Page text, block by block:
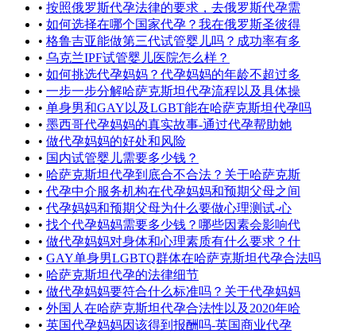
• 按照俄罗斯代孕法律的要求，去俄罗斯代孕需
• 如何选择在哪个国家代孕？我在俄罗斯圣彼得
• 格鲁吉亚能做第三代试管婴儿吗？成功率有多
• 乌克兰IPF试管婴儿医院怎么样？
• 如何挑选代孕妈妈？代孕妈妈的年龄不超过多
• 一步一步分解哈萨克斯坦代孕流程以及具体操
• 单身男和GAY以及LGBT能在哈萨克斯坦代孕吗
• 墨西哥代孕妈妈的真实故事-通过代孕帮助她
• 做代孕妈妈的好处和风险
• 国内试管婴儿需要多少钱？
• 哈萨克斯坦代孕到底合不合法？关于哈萨克斯
• 代孕中介服务机构在代孕妈妈和预期父母之间
• 代孕妈妈和预期父母为什么要做心理测试-心
• 找个代孕妈妈需要多少钱？哪些因素会影响代
• 做代孕妈妈对身体和心理素质有什么要求？什
• GAY单身男LGBTQ群体在哈萨克斯坦代孕合法吗
• 哈萨克斯坦代孕的法律细节
• 做代孕妈妈要符合什么标准吗？关于代孕妈妈
• 外国人在哈萨克斯坦代孕合法性以及2020年哈
• 英国代孕妈妈因该得到报酬吗-英国商业代孕